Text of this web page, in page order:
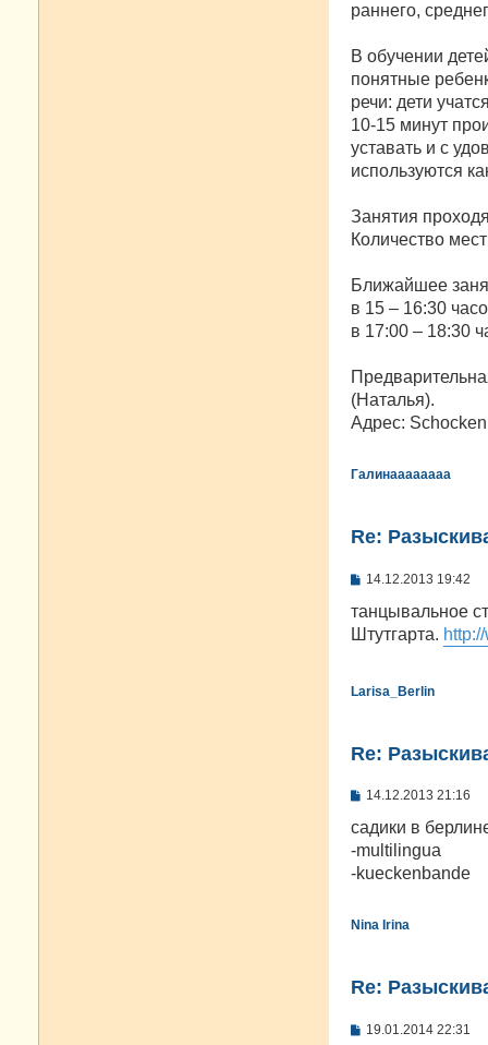
раннего,
В обучении
понятные
речи: дети
10-15 минут
уставать и с
используются
Занятия
Количество
Ближайшее
в 15 – 16:30
в 17:00 – 18:30
(Наталья).
Адрес:
Галинаааааааа
Re:
С
о
щ
е
14.12.2013 19:42
танцывальное
Штутгарта.
Larisa_Berlin
Re:
С
о
щ
е
е
14.12.2013 21:16
садики в
-multilingua
-kueckenbande
Nina Irina
Re:
С19.01.2014 22:31